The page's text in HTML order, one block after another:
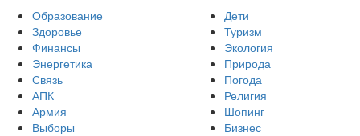
Образование
Здоровье
Финансы
Энергетика
Связь
АПК
Армия
Выборы
Дети
Туризм
Экология
Природа
Погода
Религия
Шопинг
Бизнес